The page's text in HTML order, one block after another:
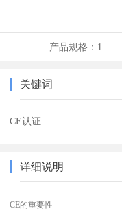
产品规格： 1
关键词
CE认证
详细说明
CE的重要性